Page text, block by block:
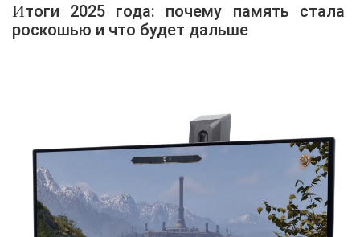
Итоги 2025 года: почему память стала
роскошью и что будет дальше